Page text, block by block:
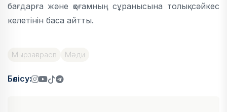
бағдарға және қоғамның сұранысына толық сәйкес
келетінін баса айтты.
Мырзағараев Мәди
Бөлісу: